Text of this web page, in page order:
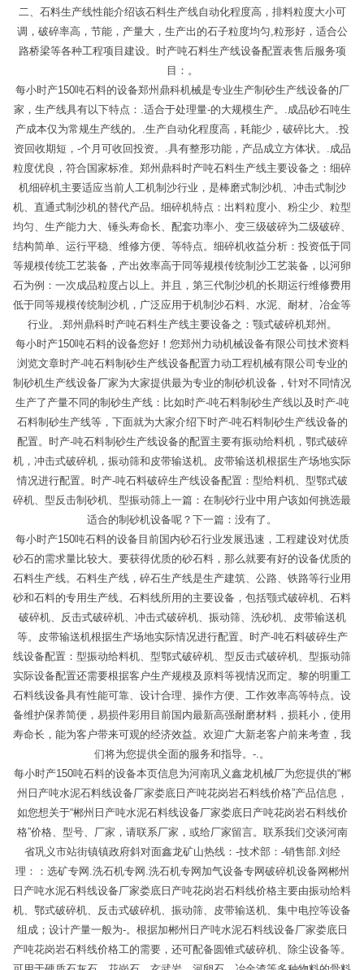
二、石料生产线性能介绍该石料生产线自动化程度高，排料粒度大小可
调，破碎率高，节能，产量大，生产出的石子粒度均匀,粒形好，适合公
路桥梁等各种工程项目建设。时产吨石料生产线设备配置表售后服务项
目：。
每小时产150吨石料的设备郑州鼎科机械是专业生产制砂生产线设备的厂
家，生产线具有以下特点：.适合于处理量-的大规模生产。.成品砂石吨生
产成本仅为常规生产线的。.生产自动化程度高，耗能少，破碎比大。.投
资回收期短，-个月可收回投资。.具有整形功能，产品成立方体状。.成品
粒度优良，符合国家标准。郑州鼎科时产吨石料生产线主要设备之：细碎
机细碎机主要适应当前人工机制沙行业，是棒磨式制沙机、冲击式制沙
机、直通式制沙机的替代产品。细碎机特点：出料粒度小、粉尘少、粒型
均匀、生产能力大、锤头寿命长、配套功率小、变三级破碎为二级破碎、
结构简单、运行平稳、维修方便、等特点。细碎机收益分析：投资低于同
等规模传统工艺装备，产出效率高于同等规模传统制沙工艺装备，以河卵
石为例：一次成品粒度占以上。并且，第三代制沙机的长期运行维修费用
低于同等规模传统制沙机，广泛应用于机制沙石料、水泥、耐材、冶金等
行业。.郑州鼎科时产吨石料生产线主要设备之：颚式破碎机郑州。
每小时产150吨石料的设备您好！您郑州力动机械设备有限公司技术资料
浏览文章时产-吨石料制砂生产线设备配置力动工程机械有限公司专业的
制砂机生产线设备厂家为大家提供最为专业的制砂机设备，针对不同情况
生产了产量不同的制砂生产线：比如时产-吨石料制砂生产线以及时产-吨
石料制砂生产线等，下面就为大家介绍下时产-吨石料制砂生产线设备的
配置。时产-吨石料制砂生产线设备的配置主要有振动给料机，鄂式破碎
机，冲击式破碎机，振动筛和皮带输送机。皮带输送机根据生产场地实际
情况进行配置。时产-吨石料破碎生产线设备配置：型给料机、型鄂式破
碎机、型反击制砂机、型振动筛上一篇：在制砂行业中用户该如何挑选最
适合的制砂机设备呢？下一篇：没有了。
每小时产150吨石料的设备目前国内砂石行业发展迅速，工程建设对优质
砂石的需求量比较大。要获得优质的砂石料，那么就要有好的设备优质的
石料生产线。石料生产线，碎石生产线是生产建筑、公路、铁路等行业用
砂和石料的专用生产线。石料线所用的主要设备，包括颚式破碎机、石料
破碎机、反击式破碎机、冲击式破碎机、振动筛、洗砂机、皮带输送机
等。皮带输送机根据生产场地实际情况进行配置。时产-吨石料破碎生产
线设备配置：型振动给料机、型鄂式破碎机、型反击式破碎机、型振动筛
实际设备配置还需要根据客户生产规模及原料等视情况而定。黎的明重工
石料线设备具有性能可靠、设计合理、操作方便、工作效率高等特点。设
备维护保养简便，易损件彩用目前国内最新高强耐磨材料，损耗小，使用
寿命长，能为客户带来可观的经济效益。欢迎广大新老客户前来考查，我
们将为您提供全面的服务和指导。-.。
每小时产150吨石料的设备本页信息为河南巩义鑫龙机械厂为您提供的“郴
州日产吨水泥石料线设备厂家娄底日产吨花岗岩石料线价格”产品信息，
如您想关于“郴州日产吨水泥石料线设备厂家娄底日产吨花岗岩石料线价
格”价格、型号、厂家，请联系厂家，或给厂家留言。联系我们交谈河南
省巩义市站街镇镇政府斜对面鑫龙矿山热线：-技术部：-销售部.刘经
理：：选矿专网.洗石机专网.洗石机专网加气设备专网破碎机设备网郴州
日产吨水泥石料线设备厂家娄底日产吨花岗岩石料线价格主要由振动给料
机、鄂式破碎机、反击式破碎机、振动筛、皮带输送机、集中电控等设备
组成；设计产量一般为-。根据加郴州日产吨水泥石料线设备厂家娄底日
产吨花岗岩石料线价格工的需要，还可配备圆锥式破碎机、除尘设备等。